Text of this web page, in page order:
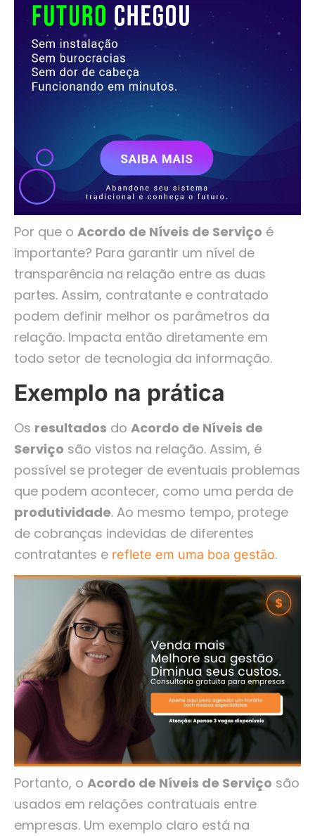
Por que o Acordo de Níveis de Serviço é
importante? Para garantir um nível de
transparência na relação entre as duas
partes. Assim, contratante e contratado
podem definir melhor os parâmetros da
relação. Impacta então diretamente em
todo setor de tecnologia da informação.
Exemplo na prática
Os resultados do Acordo de Níveis de
Serviço são vistos na relação. Assim, é
possível se proteger de eventuais problemas
que podem acontecer, como uma perda de
produtividade. Ao mesmo tempo, protege
de cobranças indevidas de diferentes
contratantes e reflete em uma boa gestão.
Portanto, o Acordo de Níveis de Serviço são
usados em relações contratuais entre
empresas. Um exemplo claro está na